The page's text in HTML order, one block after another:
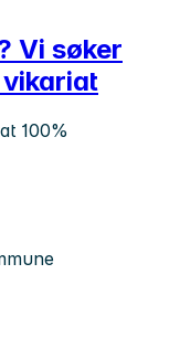
Vi søker
100%